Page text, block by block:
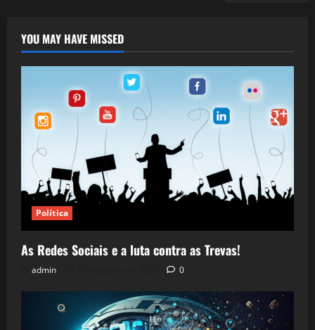
YOU MAY HAVE MISSED
Política
As Redes Sociais e a luta contra as Trevas!
admin 0